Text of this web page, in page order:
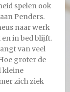
spelen ook
Penders.
naar werk
in bed blijft.
van veel
groter de
kleine
zich ziek